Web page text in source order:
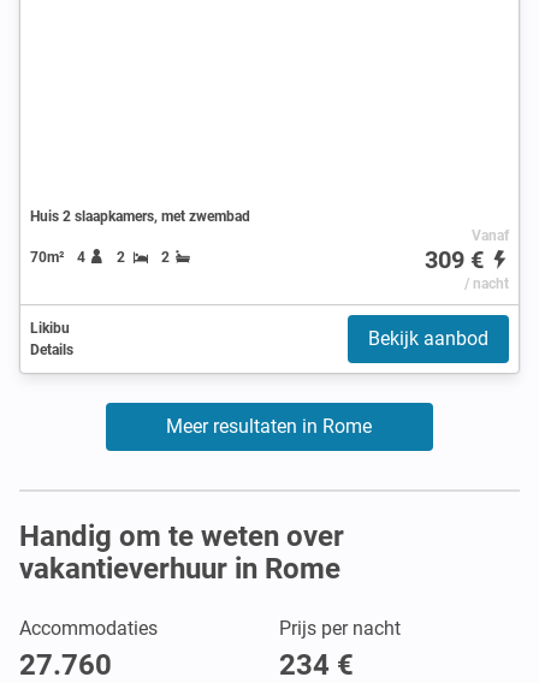
Huis 2 slaapkamers, met zwembad
70m² 4 2 2
Vanaf
309 €
/ nacht
Likibu
Details
Bekijk aanbod
Meer resultaten in Rome
Handig om te weten over
vakantieverhuur in Rome
Accommodaties
27.760
Prijs per nacht
234 €